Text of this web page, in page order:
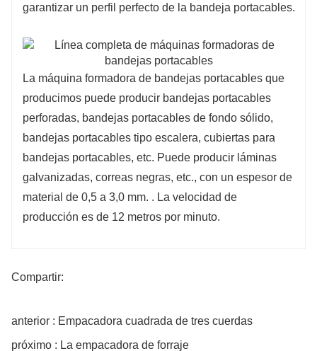
garantizar un perfil perfecto de la bandeja portacables.
La máquina formadora de bandejas portacables que
producimos puede producir bandejas portacables
perforadas, bandejas portacables de fondo sólido,
bandejas portacables tipo escalera, cubiertas para
bandejas portacables, etc. Puede producir láminas
galvanizadas, correas negras, etc., con un espesor de
material de 0,5 a 3,0 mm. . La velocidad de
producción es de 12 metros por minuto.
Compartir:
anterior : Empacadora cuadrada de tres cuerdas
próximo : La empacadora de forraje